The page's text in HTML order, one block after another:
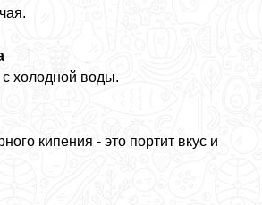
холодной воды.
кипения - это портит вкус и